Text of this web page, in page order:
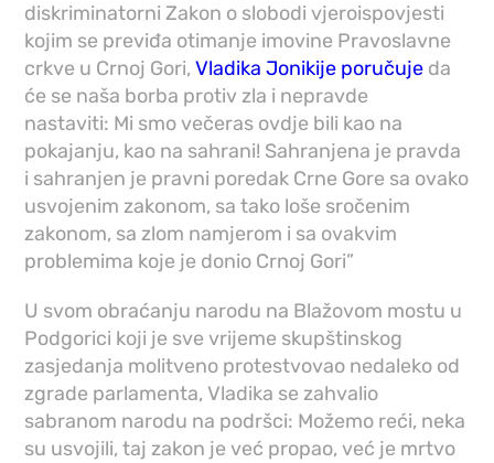
diskriminatorni Zakon o slobodi vjeroispovjesti
kojim se previđa otimanje imovine Pravoslavne
crkve u Crnoj Gori,Vladika Jonikije poručuje da
će se naša borba protiv zla i nepravde
nastaviti: Mi smo večeras ovdje bili kao na
pokajanju, kao na sahrani! Sahranjena je pravda
i sahranjen je pravni poredak Crne Gore sa ovako
usvojenim zakonom, sa tako loše sročenim
zakonom, sa zlom namjerom i sa ovakvim
problemima koje je donio Crnoj Gori”
U svom obraćanju narodu na Blažovom mostu u
Podgorici koji je sve vrijeme skupštinskog
zasjedanja molitveno protestvovao nedaleko od
zgrade parlamenta, Vladika se zahvalio
sabranom narodu na podršci: Možemo reći, neka
su usvojili, taj zakon je već propao, već je mrtvo